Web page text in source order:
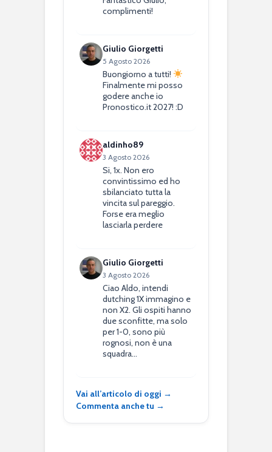
complimenti!
Giulio Giorgetti
5 Agosto 2026
Buongiorno a tutti!
Finalmente mi posso
godere anche io
Pronostico.it 2027! :D
aldinho89
3 Agosto 2026
Si, 1x. Non ero
convintissimo ed ho
sbilanciato tutta la
vincita sul pareggio.
Forse era meglio
lasciarla perdere
Giulio Giorgetti
3 Agosto 2026
Ciao Aldo, intendi
dutching 1X immagino e
non X2. Gli ospiti hanno
due sconfitte, ma solo
per 1-0, sono più
rognosi, non è una
squadra…
Vai all’articolo di oggi →
Commenta anche tu →